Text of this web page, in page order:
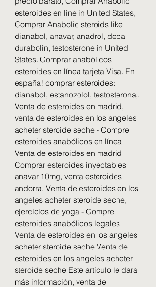
esteroides en line in United States,
Comprar Anabolic steroids like
dianabol, anavar, anadrol, deca
durabolin, testosterone in United
States. Comprar anabólicos
esteroides en línea tarjeta Visa. En
españa! comprar esteroides:
dianabol, estanozolol, testosterona,.
Venta de esteroides en madrid,
venta de esteroides en los angeles
acheter steroide seche - Compre
esteroides anabólicos en línea
Venta de esteroides en madrid
Comprar esteroides inyectables
anavar 10mg, venta esteroides
andorra. Venta de esteroides en los
angeles acheter steroide seche,
ejercicios de yoga - Compre
esteroides anabólicos legales
Venta de esteroides en los angeles
acheter steroide seche Venta de
esteroides en los angeles acheter
steroide seche Este artículo le dará
más información, venta de